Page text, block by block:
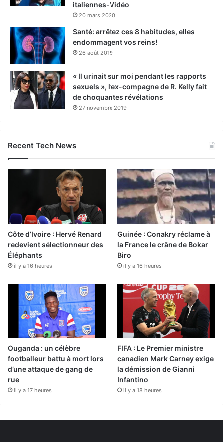
italiennes-Vidéo
20 mars 2020
Santé: arrêtez ces 8 habitudes, elles
endommagent vos reins!
26 août 2019
« Il urinait sur moi pendant les rapports
sexuels », l’ex-compagne de R. Kelly fait
de choquantes révélations
27 novembre 2019
Recent Tech News
Côte d’Ivoire : Hervé Renard
redevient sélectionneur des
Éléphants
il y a 16 heures
Guinée : Conakry réclame à
la France le crâne de Bokar
Biro
il y a 16 heures
Ouganda : un célèbre
footballeur battu à mort lors
d’une attaque de gang de
rue
il y a 17 heures
FIFA : Le Premier ministre
canadien Mark Carney exige
la démission de Gianni
Infantino
il y a 18 heures